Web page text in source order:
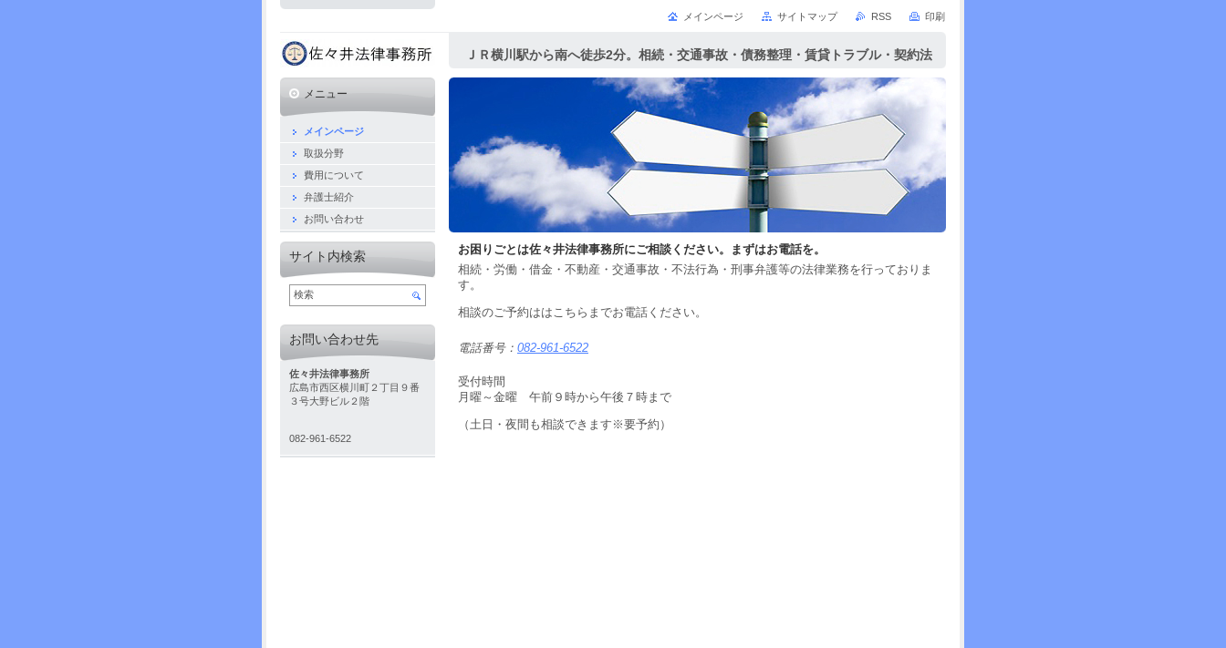
ＪＲ横川駅から南へ徒歩2分。相続・交通事故・債務整理・賃貸トラブル・契約法
務・中小企業法的サポート・刑事弁護等の法律相談を行っております。
お困りごとは佐々井法律事務所にご相談ください。まずはお電話を。
相続・労働・借金・不動産・交通事故・不法行為・刑事弁護等の法律業務を行っておりま
す。
相談のご予約ははこちらまでお電話ください。
電話番号： 082-961-6522
受付時間
月曜～金曜 午前９時から午後７時まで
（土日・夜間も相談できます※要予約）
メニュー
メインページ
取扱分野
費用について
弁護士紹介
お問い合わせ
サイト内検索
お問い合わせ先
佐々井法律事務所
広島市西区横川町２丁目９番
３号大野ビル２階
082-961-6522
メインページ サイトマップ RSS 印刷